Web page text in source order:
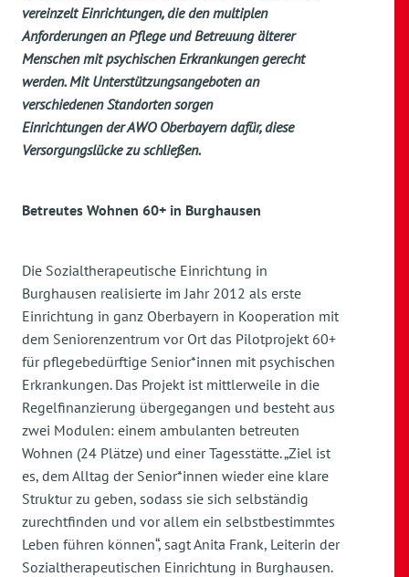
vereinzelt Einrichtungen, die den multiplen
Anforderungen an Pflege und Betreuung älterer
Menschen mit psychischen Erkrankungen gerecht
werden. Mit Unterstützungsangeboten an
verschiedenen Standorten sorgen
Einrichtungen der AWO Oberbayern dafür, diese
Versorgungslücke zu schließen.
Betreutes Wohnen 60+ in Burghausen
Die Sozialtherapeutische Einrichtung in
Burghausen realisierte im Jahr 2012 als erste
Einrichtung in ganz Oberbayern in Kooperation mit
dem Seniorenzentrum vor Ort das Pilotprojekt 60+
für pflegebedürftige Senior*innen mit psychischen
Erkrankungen. Das Projekt ist mittlerweile in die
Regelfinanzierung übergegangen und besteht aus
zwei Modulen: einem ambulanten betreuten
Wohnen (24 Plätze) und einer Tagesstätte. „Ziel ist
es, dem Alltag der Senior*innen wieder eine klare
Struktur zu geben, sodass sie sich selbständig
zurechtfinden und vor allem ein selbstbestimmtes
Leben führen können“, sagt Anita Frank, Leiterin der
Sozialtherapeutischen Einrichtung in Burghausen.